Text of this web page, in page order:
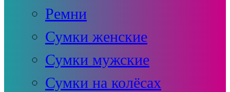
Ремни
Сумки женские
Сумки мужские
Сумки на колёсах